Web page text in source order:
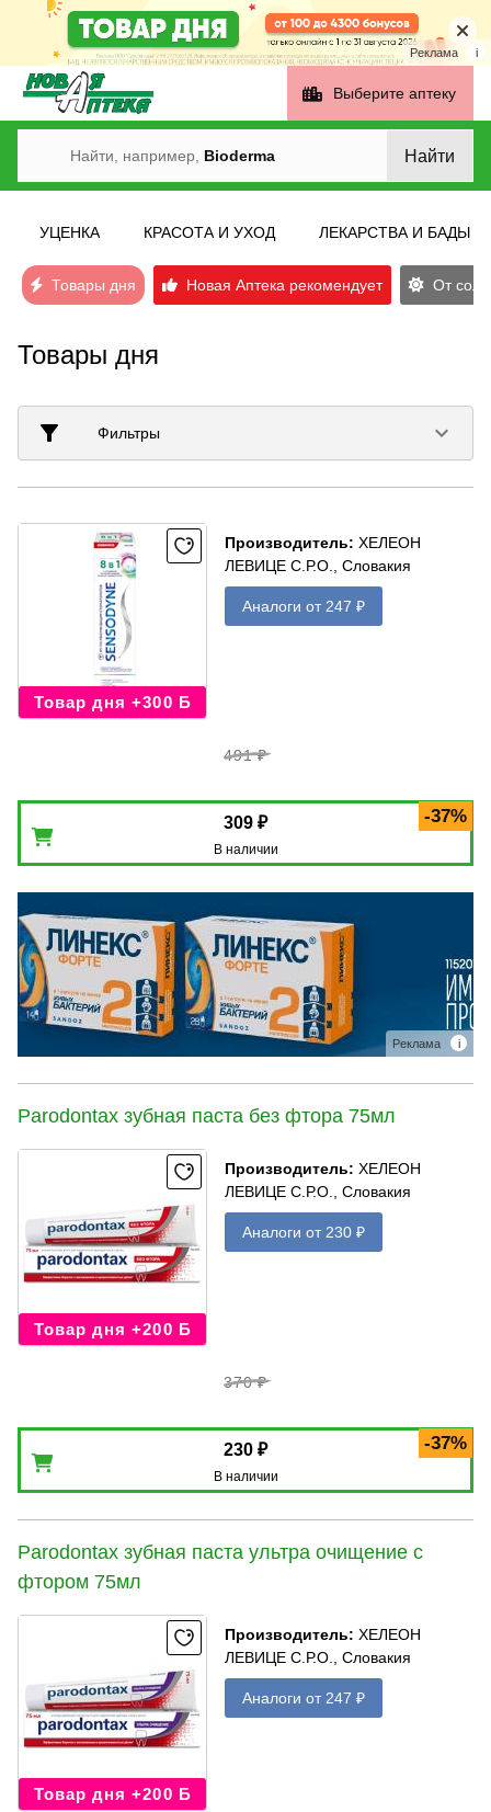
Реклама i
Выберите аптеку
Найти, например, Bioderma Найти
УЦЕНКА КРАСОТА И УХОД ЛЕКАРСТВА И БАДЫ
Товары дня Новая Аптека рекомендует От
Товары дня
filter_alt Фильтры keyboard_arrow_down
Товар дня +300 Б
Производитель:ХЕЛЕОН
ЛЕВИЦЕ С.Р.О., Словакия
Аналоги от 247 ₽
491 ₽
-37%
309 ₽
В наличии
Реклама i
Parodontax зубная паста без фтора 75мл
Товар дня +200 Б
Производитель:ХЕЛЕОН
ЛЕВИЦЕ С.Р.О., Словакия
Аналоги от 230 ₽
370 ₽
-37%
230 ₽
В наличии
Parodontax зубная паста ультра очищение с
фтором 75мл
Товар дня +200 Б
Производитель:ХЕЛЕОН
ЛЕВИЦЕ С.Р.О., Словакия
Аналоги от 247 ₽